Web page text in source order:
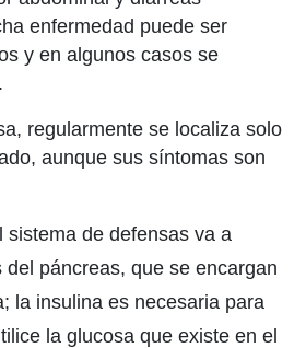
enfermedad puede ser
y en algunos casos se
regularmente se localiza solo
aunque sus síntomas son
sistema de defensas va a
páncreas, que se encargan
la insulina es necesaria para
la glucosa que existe en el